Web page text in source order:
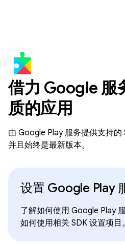
借力 Google 服
质的应用
由 Google Play 服务提供支持的
并且始终是最新版本。
设置 Google Play
了解如何使用 Google Play
如何使用相关 SDK 设置项目。